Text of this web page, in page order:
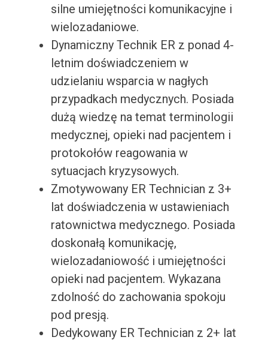
silne umiejętności komunikacyjne i
wielozadaniowe.
Dynamiczny Technik ER z ponad 4-
letnim doświadczeniem w
udzielaniu wsparcia w nagłych
przypadkach medycznych. Posiada
dużą wiedzę na temat terminologii
medycznej, opieki nad pacjentem i
protokołów reagowania w
sytuacjach kryzysowych.
Zmotywowany ER Technician z 3+
lat doświadczenia w ustawieniach
ratownictwa medycznego. Posiada
doskonałą komunikację,
wielozadaniowość i umiejętności
opieki nad pacjentem. Wykazana
zdolność do zachowania spokoju
pod presją.
Dedykowany ER Technician z 2+ lat